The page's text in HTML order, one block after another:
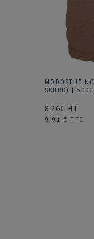
MODOSTUC
SCURO) | 500G
8.26€ HT
Prix
9,91 € TTC